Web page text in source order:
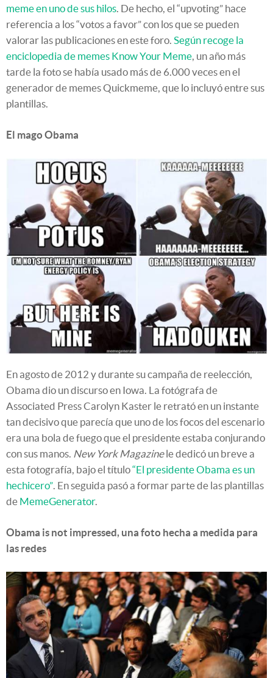
meme en uno de sus hilos . De hecho, el “upvoting” hace
referencia a los “votos a favor” con los que se pueden
valorar las publicaciones en este foro. Según recoge la
enciclopedia de memes Know Your Meme , un año más
tarde la foto se había usado más de 6.000 veces en el
generador de memes Quickmeme, que lo incluyó entre sus
plantillas.
El mago Obama
En agosto de 2012 y durante su campaña de reelección,
Obama dio un discurso en Iowa. La fotógrafa de
Associated Press Carolyn Kaster le retrató en un instante
tan decisivo que parecía que uno de los focos del escenario
era una bola de fuego que el presidente estaba conjurando
con sus manos. New York Magazinele dedicó un breve a
esta fotografía, bajo el título“El presidente Obama es un
hechicero”. En seguida pasó a formar parte de las plantillas
de MemeGenerator.
Obama is not impressed, una foto hecha a medida para
las redes